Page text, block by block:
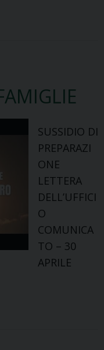
SUSSIDIO DI
PREPARAZI
ONE
LETTERA
DELL’UFFICI
O
COMUNICA
TO – 30
APRILE